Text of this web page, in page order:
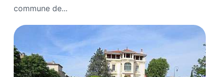
commune de...